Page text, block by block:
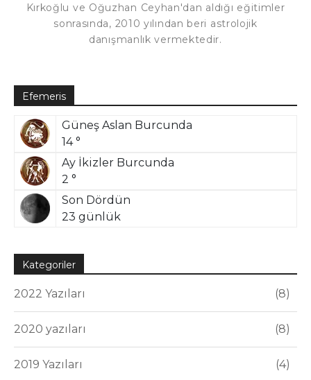
Kırkoğlu ve Oğuzhan Ceyhan'dan aldığı eğitimler
sonrasında, 2010 yılından beri astrolojik
danışmanlık vermektedir.
Efemeris
Güneş Aslan Burcunda
14 °
Ay İkizler Burcunda
2 °
Son Dördün
23 günlük
Kategoriler
2022 Yazıları 8
2020 yazıları 8
2019 Yazıları 4